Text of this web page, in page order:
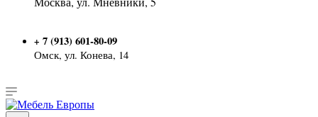
+ 7 (913) 601-80-09
Омск, ул. Конева, 14